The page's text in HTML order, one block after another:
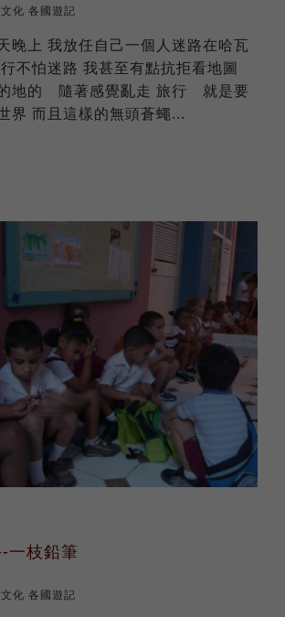
化 各國遊記
晚上 我放任自己一個人迷路在哈瓦
不怕迷路 我甚至有點抗拒看地圖
地的 隨著感覺亂走 旅行 就是要
界 而且這樣的無頭蒼蠅...
一枝鉛筆
化 各國遊記